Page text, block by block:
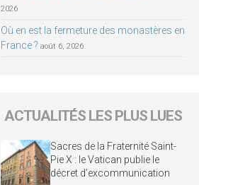
2026
Où en est la fermeture des monastères en
France ? août 6, 2026
ACTUALITÉS LES PLUS LUES
Sacres de la Fraternité Saint-
Pie X : le Vatican publie le
décret d’excommunication